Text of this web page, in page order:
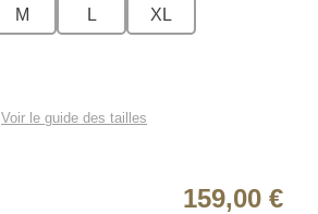
M L XL
Voir le guide des tailles
159,00 €